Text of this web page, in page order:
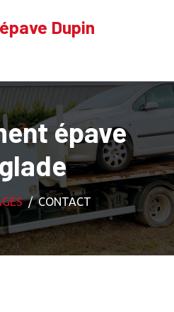
Dupin
épave
CONTACT